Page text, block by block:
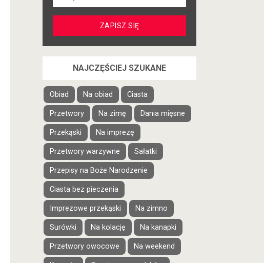
NAJCZĘŚCIEJ SZUKANE
Obiad Na obiad Ciasta
Przetwory Na zimę Dania mięsne
Przekąski Na imprezę
Przetwory warzywne Sałatki
Przepisy na Boże Narodzenie
Ciasta bez pieczenia
Imprezowe przekąski Na zimno
Surówki Na kolację Na kanapki
Przetwory owocowe Na weekend